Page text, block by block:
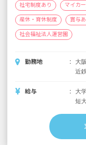
24
27
社宅制度あり マイカ
産休・育休制度 賞与
社会福祉法人運営園
勤務地
大
近
駐
人
給与
大
短
＜